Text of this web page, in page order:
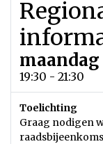
19:30 - 21:30
Toelichting
Graag nodigen